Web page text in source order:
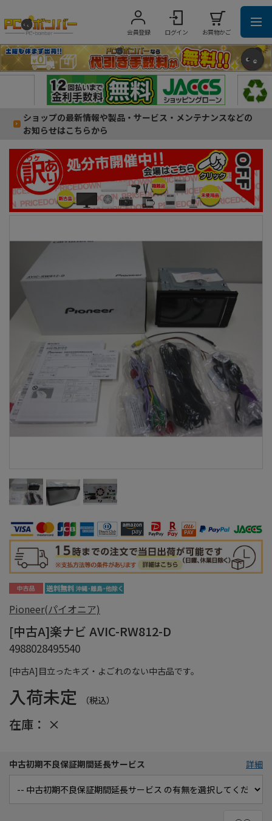
会員登録 ログイン お買物かご
ショップの最新情報や製品・サービス・メンテナンスなどの
お知らせはこちらから
[中古A]目立ったキズ・よごれのない中古品です。
Pioneer(パイオニア)
[中古A]楽ナビ AVIC-RW812-D
4988028495540
入荷未定 （税込）
在庫： ×
中古初期不良保証期間延長サービス 詳細